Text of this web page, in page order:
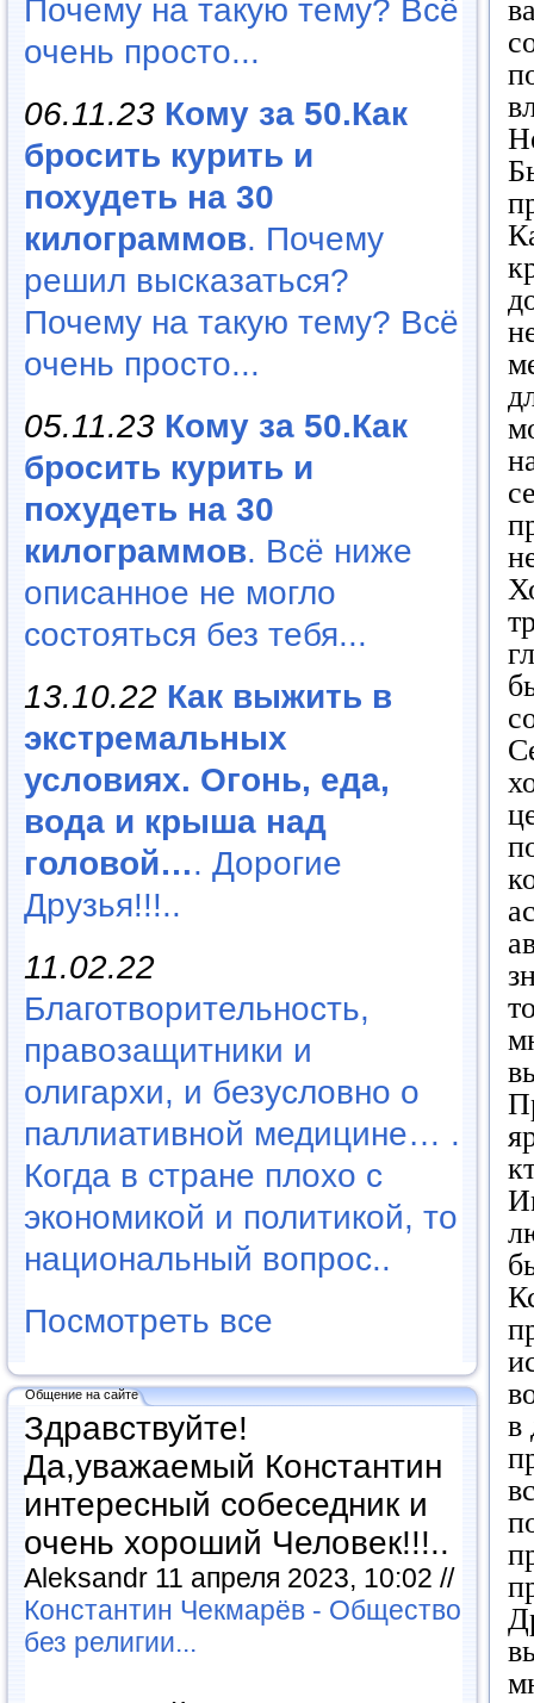
Почему на такую тему? Всё
очень просто...
06.11.23 Кому за 50.Как
бросить курить и
похудеть на 30
килограммов. Почему
решил высказаться?
Почему на такую тему? Всё
очень просто...
05.11.23 Кому за 50.Как
бросить курить и
похудеть на 30
килограммов. Всё ниже
описанное не могло
состояться без тебя...
13.10.22 Как выжить в
экстремальных
условиях. Огонь, еда,
вода и крыша над
головой…. Дорогие
Друзья!!!..
11.02.22
Благотворительность,
правозащитники и
олигархи, и безусловно о
паллиативной медицине… .
Когда в стране плохо с
экономикой и политикой, то
национальный вопрос..
Посмотреть все
Общение на сайте
Здравствуйте!
Да,уважаемый Константин
интересный собеседник и
очень хороший Человек!!!..
Aleksandr 11 апреля 2023, 10:02 //
Константин Чекмарёв - Общество
без религии...
в